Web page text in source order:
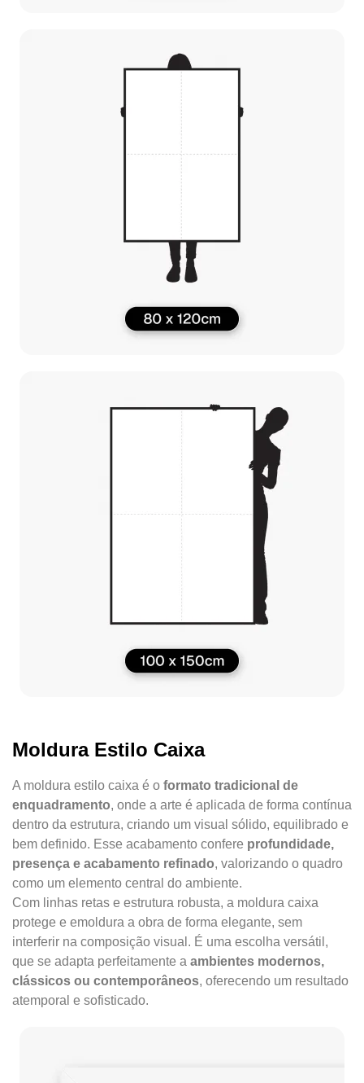
Moldura Estilo Caixa
A moldura estilo caixa é o formato tradicional de
enquadramento, onde a arte é aplicada de forma contínua
dentro da estrutura, criando um visual sólido, equilibrado e
bem definido. Esse acabamento confere profundidade,
presença e acabamento refinado, valorizando o quadro
como um elemento central do ambiente.
Com linhas retas e estrutura robusta, a moldura caixa
protege e emoldura a obra de forma elegante, sem
interferir na composição visual. É uma escolha versátil,
que se adapta perfeitamente a ambientes modernos,
clássicos ou contemporâneos, oferecendo um resultado
atemporal e sofisticado.